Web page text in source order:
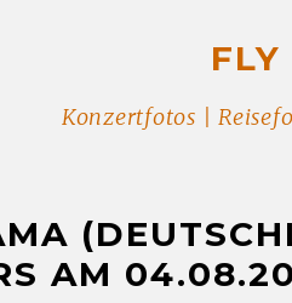
Konzertfotos |
AM